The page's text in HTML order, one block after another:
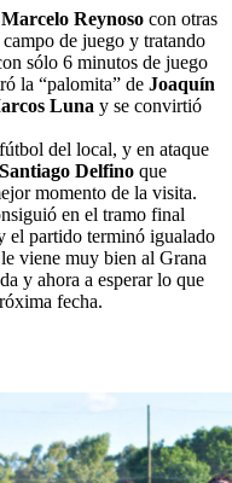
Marcelo Reynoso con otras
de juego y tratando
sólo 6 minutos de juego
la “palomita” de Joaquín
Luna y se convirtió
del local, y en ataque
Santiago Delfino que
momento de la visita.
en el tramo final
el partido terminó igualado
viene muy bien al Grana
y ahora a esperar lo que
fecha.